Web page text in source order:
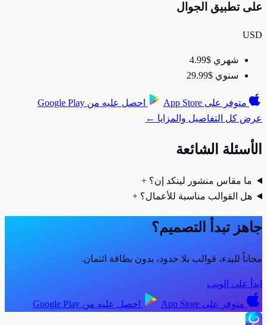
على تطبيق الجوال
USD
شهري $4.99
سنوي $29.99
متوفر على App Store احصل عليه من Google Play
عرض كل التفاصيل والمزايا ←
الأسئلة الشائعة
ما مقاس منشور لينكد إن؟ +
هل القوالب مناسبة للأعمال؟ +
جاهز تبدأ التصميم؟
مجاناً للبدء، قوالب بلا حدود، بدون بطاقة ائتمان.
ابدأ على الويب
متوفر على App Store احصل عليه من Google Play